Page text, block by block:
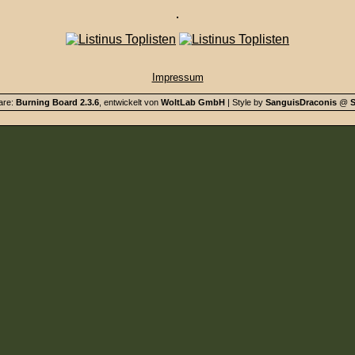
Impressum
Burning Board 2.3.6, entwickelt von WoltLab GmbH| Style by SanguisDraconis@